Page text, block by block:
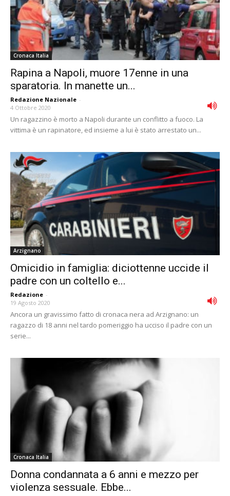
Cronaca Italia
Rapina a Napoli, muore 17enne in una
sparatoria. In manette un...
Redazione Nazionale -
4 Ottobre 2020
Un ragazzino è morto a Napoli durante un conflitto a fuoco. La
vittima è un rapinatore, ed insieme a lui è stato arrestato un...
Arzignano
Omicidio in famiglia: diciottenne uccide il
padre con un coltello e...
Redazione -
19 Agosto 2020
Ancora un gravissimo fatto di cronaca nera ad Arzignano: un
ragazzo di 18 anni nel tardo pomeriggio ha ucciso il padre con un
serie...
Cronaca Italia
Donna condannata a 6 anni e mezzo per
violenza sessuale. Ebbe...